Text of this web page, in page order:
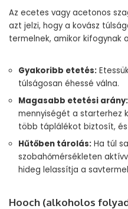
Az ecetes vagy acetonos
azt jelzi, hogy a kovász
termelnek, amikor kifogynak
Gyakoribb etetés:
túlságosan éhessé válna.
Magasabb etetési arány:
mennyiségét a starterhez
több táplálékot biztosít,
Hűtőben tárolás: Ha túl
szobahőmérsékleten
hideg lelassítja a
Hooch (alkoholos